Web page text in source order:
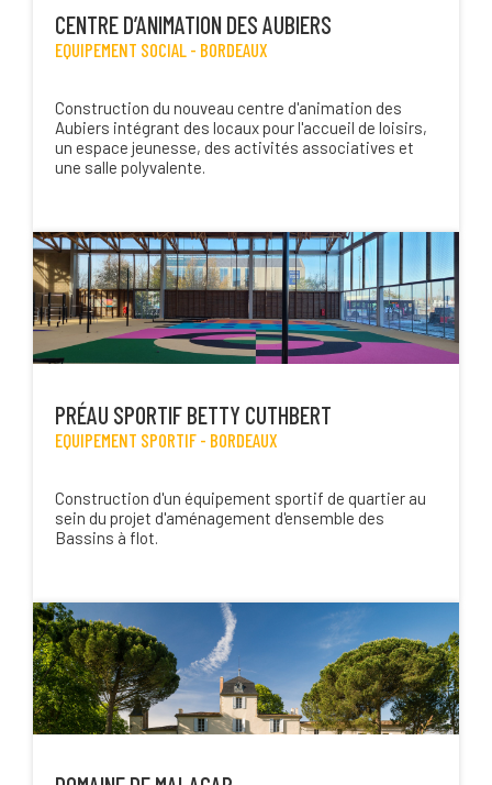
CENTRE D’ANIMATION DES AUBIERS
EQUIPEMENT SOCIAL - BORDEAUX
Construction du nouveau centre d'animation des
Aubiers intégrant des locaux pour l'accueil de loisirs,
un espace jeunesse, des activités associatives et
une salle polyvalente.
PRÉAU SPORTIF BETTY CUTHBERT
EQUIPEMENT SPORTIF - BORDEAUX
Construction d'un équipement sportif de quartier au
sein du projet d'aménagement d'ensemble des
Bassins à flot.